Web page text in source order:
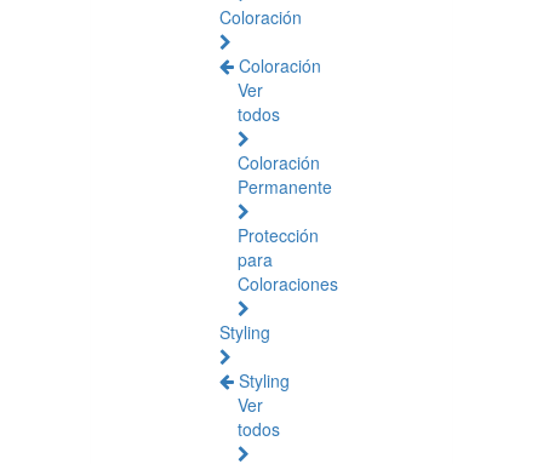
Coloración
Coloración
Ver
todos
Coloración
Permanente
Protección
para
Coloraciones
Styling
Styling
Ver
todos